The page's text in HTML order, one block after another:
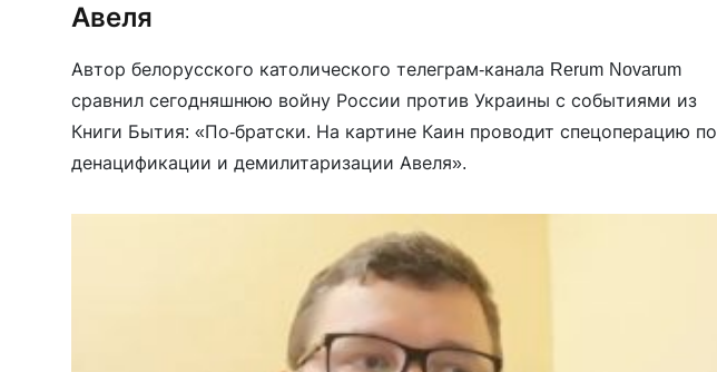
Авеля
Автор белорусского католического телеграм-канала Rerum Novarum
сравнил сегодняшнюю войну России против Украины с событиями из
Книги Бытия: «По-братски. На картине Каин проводит спецоперацию по
денацификации и демилитаризации Авеля».